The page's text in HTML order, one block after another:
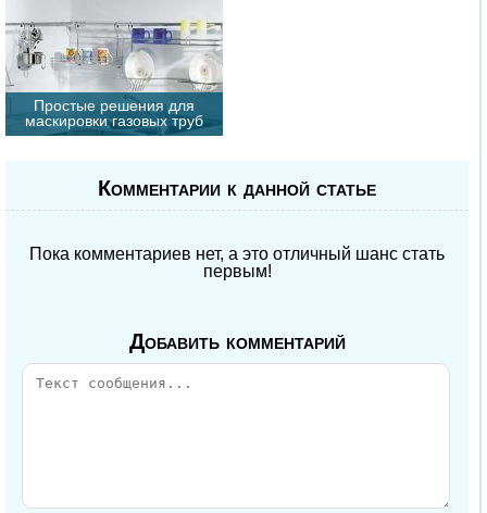
Простые решения для
маскировки газовых труб
Комментарии к данной статье
Пока комментариев нет, а это отличный шанс стать
первым!
Добавить комментарий